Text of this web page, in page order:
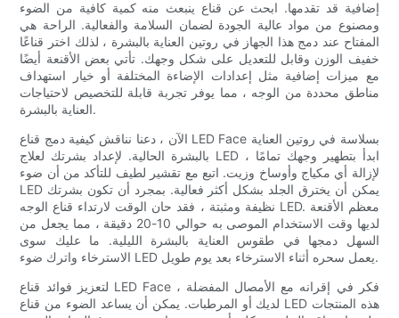
إضافية قد تقدمها. ابحث عن قناع ينبعث منه كمية كافية من الضوء
ومصنوع من مواد عالية الجودة لضمان السلامة والفعالية. الراحة هي
المفتاح عند دمج هذا الجهاز في روتين العناية بالبشرة ، لذلك اختر قناعًا
خفيف الوزن وقابل للتعديل على شكل وجهك. تأتي بعض الأقنعة أيضًا
مع ميزات إضافية مثل إعدادات الإضاءة المختلفة أو خيار استهداف
مناطق محددة من الوجه ، مما يوفر تجربة قابلة للتخصيص لاحتياجات
العناية بالبشرة.
الآن ، دعنا نناقش كيفية دمج قناع LED Face بسلاسة في روتين العناية
بالبشرة الحالية. لإعداد بشرتك لعلاج LED ، ابدأ بتطهير وجهك تمامًا
لإزالة أي مكياج وأوساخ وزيت. اتبع مع تقشير لطيف للتأكد من أن ضوء
LED يمكن أن يخترق الجلد بشكل أكثر فعالية. بمجرد أن تكون بشرتك
نظيفة ومثبتة ، فقد حان الوقت لارتداء قناع الوجه LED. معظم الأقنعة
لديها وقت الاستخدام الموصى به حوالي 10-20 دقيقة ، مما يجعل من
السهل دمجها في طقوس العناية بالبشرة الليلية. ما عليك سوى
الاسترخاء واترك ضوء LED يعمل سحره أثناء الاسترخاء بعد يوم طويل.
لتعزيز فوائد قناع LED Face ، فكر في إقرانه مع الأمصال المفضلة
لديك أو المرطبات. يمكن أن يساعد الضوء من قناع LED هذه المنتجات